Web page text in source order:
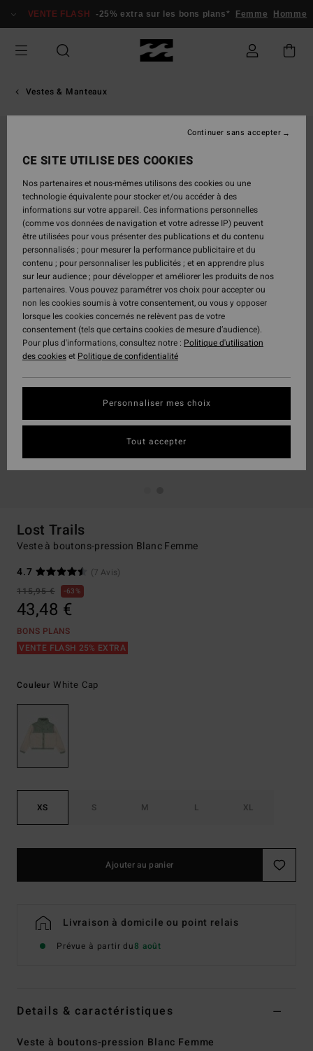
VENTE FLASH -25% extra sur les bons plans* Femme Homme
Vestes & Manteaux
Lost Trails
Veste à boutons-pression Blanc Femme
4.7
(7 Avis)
115,95 €
63%
43,48 €
BONS PLANS
VENTE FLASH 25% EXTRA
Couleur White Cap
XS S M L XL
Ajouter au panier
Livraison à domicile ou point relais
Prévue à partir du8 août
Details & caractéristiques
Veste à boutons-pression Blanc Femme
CE SITE UTILISE DES COOKIES
Nos partenaires et nous-mêmes utilisons des cookies ou une
technologie équivalente pour stocker et/ou accéder à des
informations sur votre appareil. Ces informations personnelles
(comme vos données de navigation et votre adresse IP) peuvent
être utilisées pour vous présenter des publications et du contenu
personnalisés ; pour mesurer la performance publicitaire et du
contenu ; pour personnaliser les publicités ; et en apprendre plus
sur leur audience ; pour développer et améliorer les produits de nos
partenaires. Vous pouvez paramétrer vos choix pour accepter ou
non les cookies soumis à votre consentement, ou vous y opposer
lorsque les cookies concernés ne relèvent pas de votre
consentement (tels que certains cookies de mesure d’audience).
Pour plus d'informations, consultez notre : Politique d'utilisation
des cookieset Politique de confidentialité
Personnaliser mes choix
Continuer sans accepter
Tout accepter